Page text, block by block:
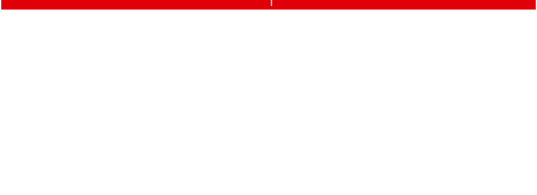
MOTRIO você também encontrará óleo da